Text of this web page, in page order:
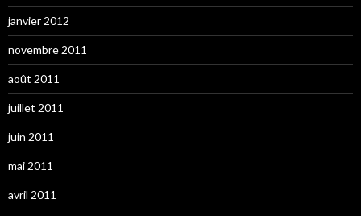
janvier 2012
novembre 2011
août 2011
juillet 2011
juin 2011
mai 2011
avril 2011